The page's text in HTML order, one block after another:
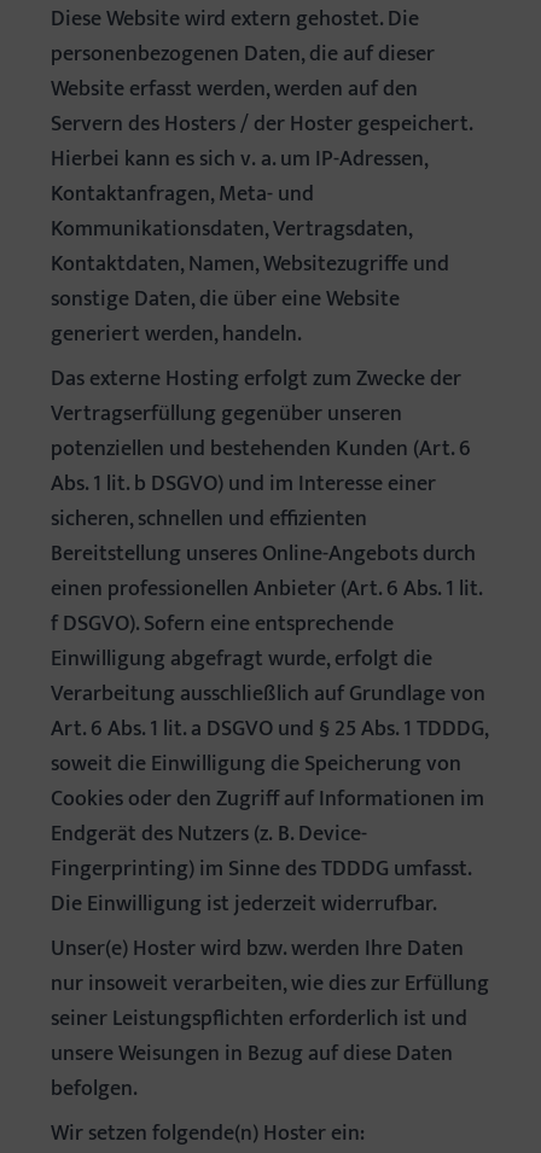
Diese Website wird extern gehostet. Die
personenbezogenen Daten, die auf dieser
Website erfasst werden, werden auf den
Servern des Hosters / der Hoster gespeichert.
Hierbei kann es sich v. a. um IP-Adressen,
Kontaktanfragen, Meta- und
Kommunikationsdaten, Vertragsdaten,
Kontaktdaten, Namen, Websitezugriffe und
sonstige Daten, die über eine Website
generiert werden, handeln.
Das externe Hosting erfolgt zum Zwecke der
Vertragserfüllung gegenüber unseren
potenziellen und bestehenden Kunden (Art. 6
Abs. 1 lit. b DSGVO) und im Interesse einer
sicheren, schnellen und effizienten
Bereitstellung unseres Online-Angebots durch
einen professionellen Anbieter (Art. 6 Abs. 1 lit.
f DSGVO). Sofern eine entsprechende
Einwilligung abgefragt wurde, erfolgt die
Verarbeitung ausschließlich auf Grundlage von
Art. 6 Abs. 1 lit. a DSGVO und § 25 Abs. 1 TDDDG,
soweit die Einwilligung die Speicherung von
Cookies oder den Zugriff auf Informationen im
Endgerät des Nutzers (z. B. Device-
Fingerprinting) im Sinne des TDDDG umfasst.
Die Einwilligung ist jederzeit widerrufbar.
Unser(e) Hoster wird bzw. werden Ihre Daten
nur insoweit verarbeiten, wie dies zur Erfüllung
seiner Leistungspflichten erforderlich ist und
unsere Weisungen in Bezug auf diese Daten
befolgen.
Wir setzen folgende(n) Hoster ein: